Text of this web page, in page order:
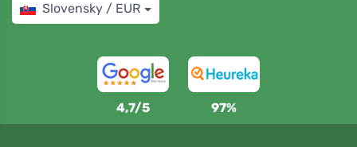
Slovensky / EUR
4,7/5 97%